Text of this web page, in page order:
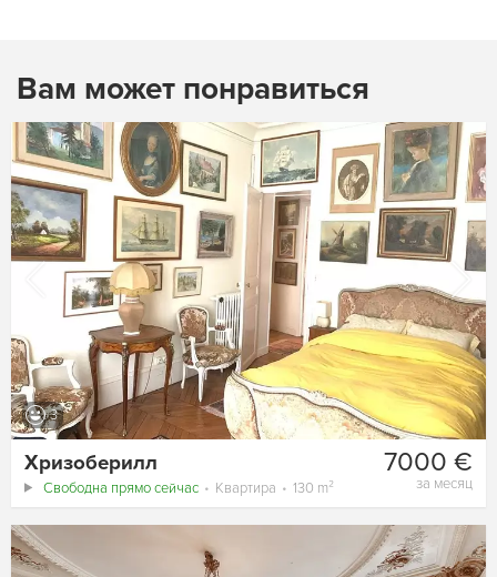
Вам может понравиться
3
7000 €
за месяц
Хризоберилл
Свободна прямо сейчас Квартира 130 m²